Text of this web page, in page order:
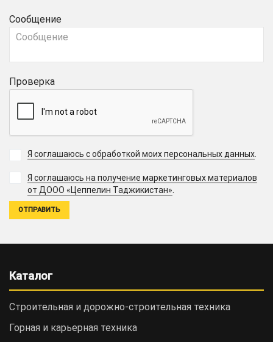
Сообщение
Проверка
Я соглашаюсь с обработкой моих персональных данных.
Я соглашаюсь на получение маркетинговых материалов
от ДООО «Цеппелин Таджикистан».
Каталог
Строительная и дорожно-cтроительная техника
Горная и карьерная техника